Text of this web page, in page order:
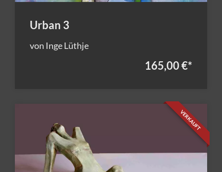
Urban 3
von Inge Lüthje
165,00 €*
VERKAUFT